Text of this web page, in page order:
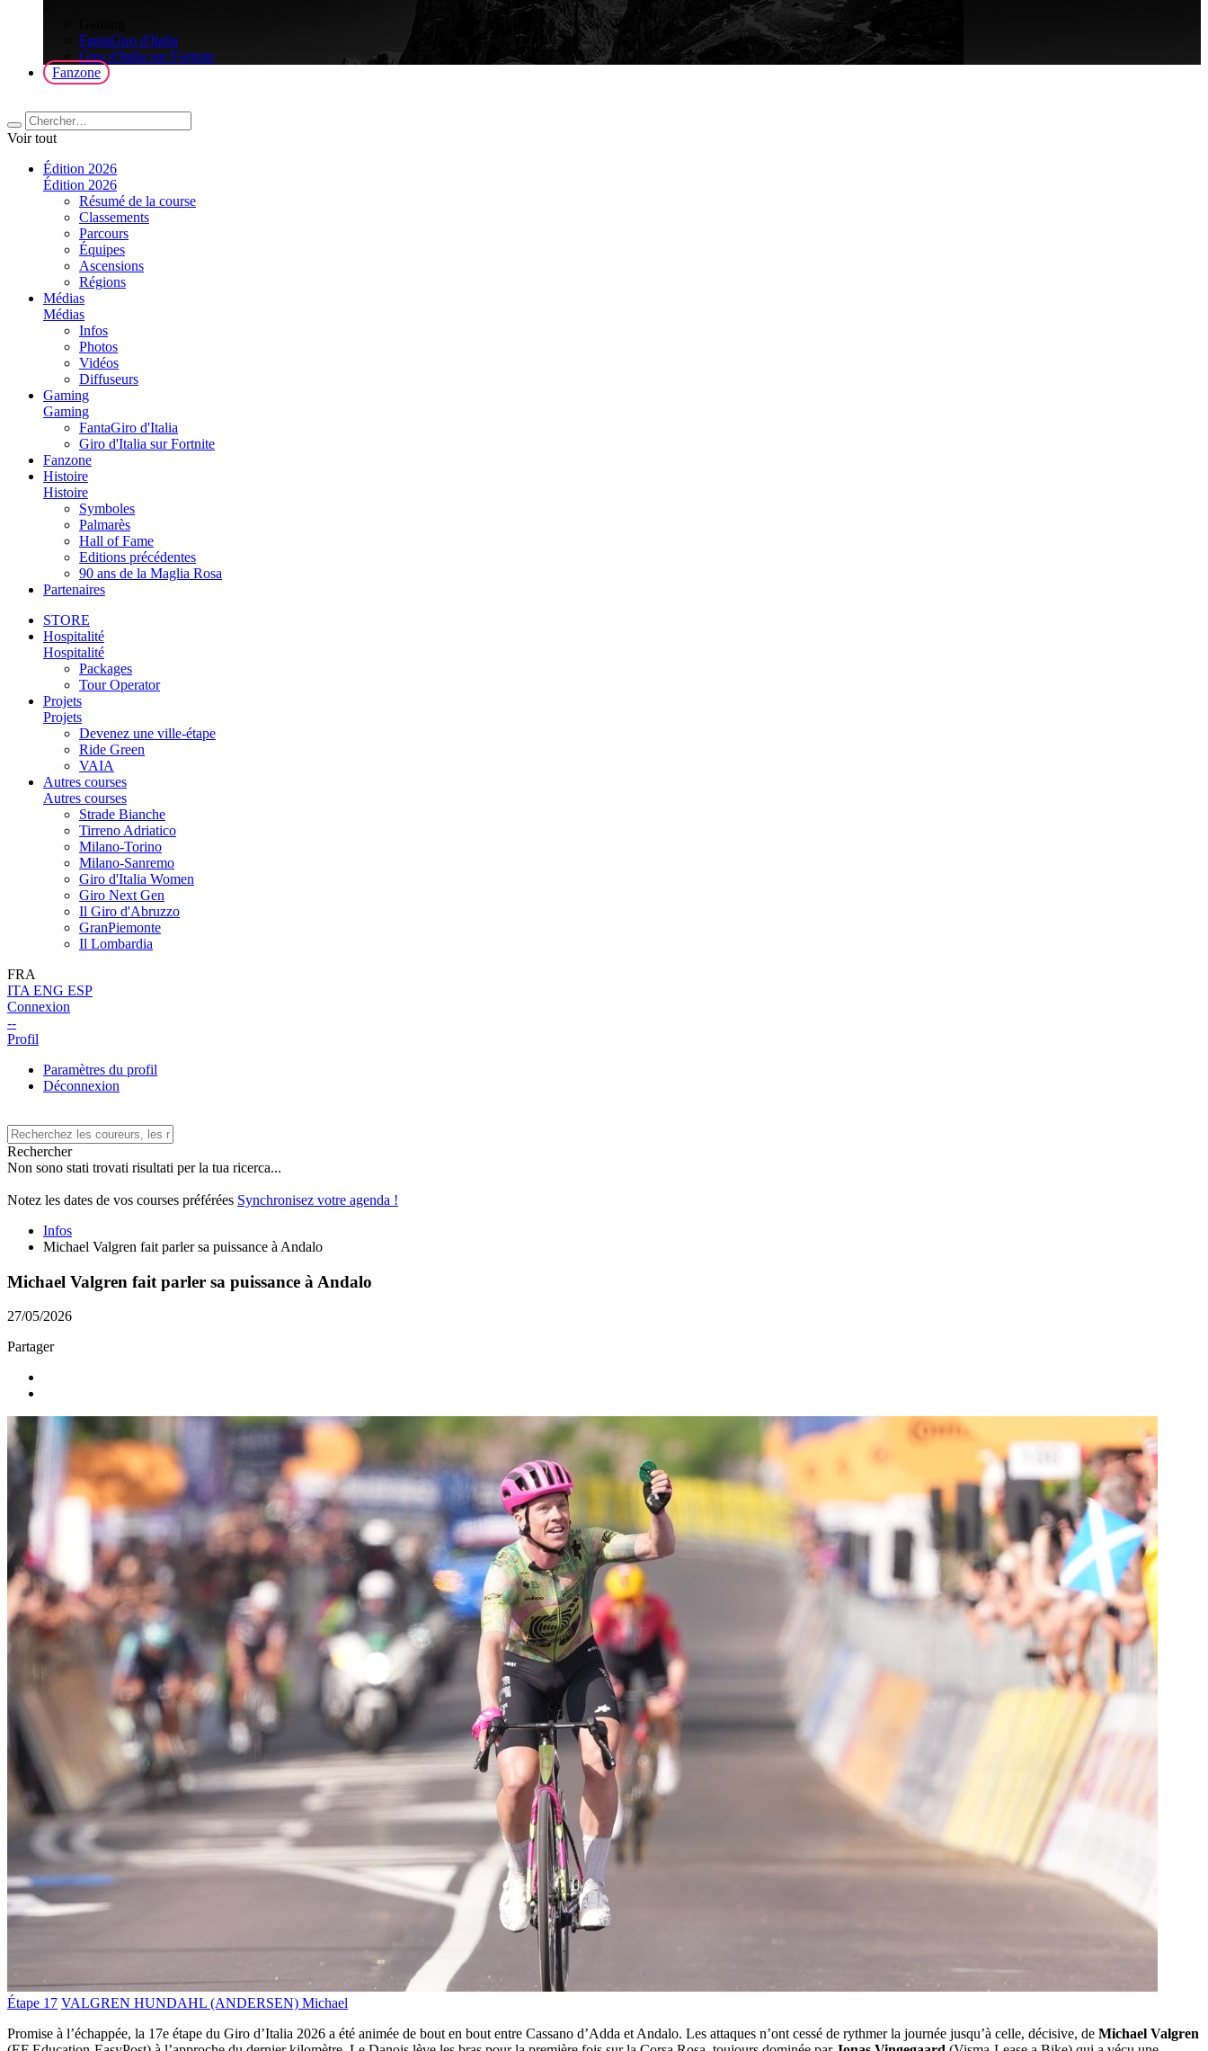
FantaGiro d'Italia
Giro d'Italia sur Fortnite
Fanzone
Voir tout
Édition 2026
Édition 2026
Résumé de la course
Classements
Parcours
Équipes
Ascensions
Régions
Médias
Médias
Infos
Photos
Vidéos
Diffuseurs
Gaming
Gaming
FantaGiro d'Italia
Giro d'Italia sur Fortnite
Fanzone
Histoire
Histoire
Symboles
Palmarès
Hall of Fame
Editions précédentes
90 ans de la Maglia Rosa
Partenaires
STORE
Hospitalité
Hospitalité
Packages
Tour Operator
Projets
Projets
Devenez une ville-étape
Ride Green
VAIA
Autres courses
Autres courses
Strade Bianche
Tirreno Adriatico
Milano-Torino
Milano-Sanremo
Giro d'Italia Women
Giro Next Gen
Il Giro d'Abruzzo
GranPiemonte
Il Lombardia
FRA
ITA ENG ESP
Connexion
--
Profil
Paramètres du profil
Déconnexion
Rechercher
Non sono stati trovati risultati per la tua ricerca...
Notez les dates de vos courses préférées Synchronisez votre agenda !
Infos
Michael Valgren fait parler sa puissance à Andalo
Michael Valgren fait parler sa puissance à Andalo
27/05/2026
Partager
Étape 17 VALGREN HUNDAHL (ANDERSEN) Michael
Promise à l’échappée, la 17e étape du Giro d’Italia 2026 a été animée de bout en bout entre Cassano d’Adda et Andalo. Les attaques n’ont cessé de rythmer la journée jusqu’à celle, décisive, de Michael Valgren